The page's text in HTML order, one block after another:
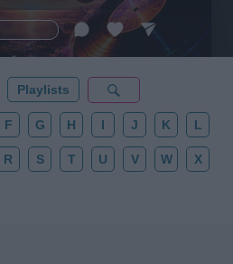
la gravedad cero. 💾 ¡Guarda
próxima noche estrellada!
Playlists
F G H I J K L
R S T U V W X